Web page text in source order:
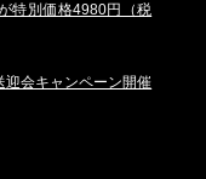
特別価格4980円（税
会キャンペーン開催